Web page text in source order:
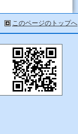
このページのトップへ